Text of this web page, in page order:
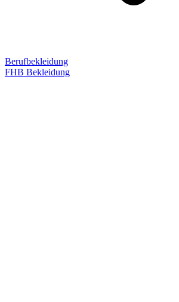
Berufbekleidung
FHB Bekleidung